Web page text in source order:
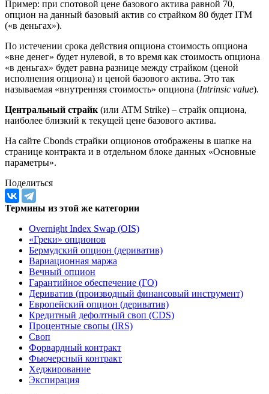
Пример: при спотовой цене базового актива равной 70,
опцион на данный базовый актив со страйком 80 будет ITM
(«в деньгах»).
По истечении срока действия опциона стоимость опциона
«вне денег» будет нулевой, в то время как стоимость опциона
«в деньгах» будет равна разнице между страйком (ценой
исполнения опциона) и ценой базового актива. Это так
называемая «внутренняя стоимость» опциона (Intrinsic value).
Центральный страйк (или ATM Strike) – страйк опциона,
наиболее близкий к текущей цене базового актива.
На сайте Cbonds страйки опционов отображены в шапке на
странице контракта и в отдельном блоке данных «Основные
параметры».
Поделиться
Термины из этой же категории
Overnight Index Swap (OIS)
«Греки» опционов
Бермудский опцион (дериватив)
Вариационная маржа
Вечный опцион
Гарантийное обеспечение (ГО)
Дериватив (производный финансовый инструмент)
Европейский опцион (дериватив)
Кредитный дефолтный своп (CDS)
Процентные свопы (IRS)
Своп
Форвардный контракт
Фьючерсный контракт
Хеджирование
Экспирация